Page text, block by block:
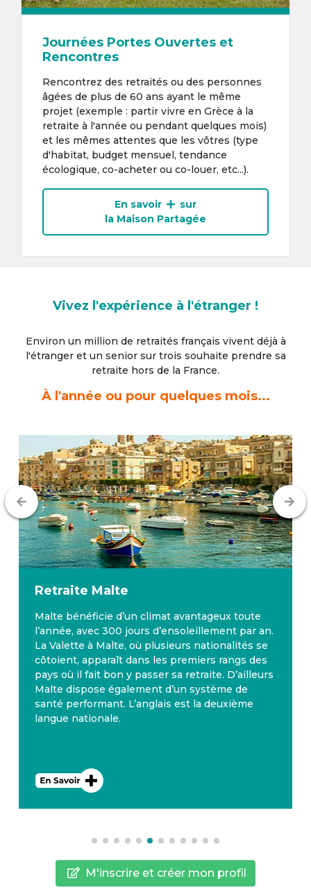
Journées Portes Ouvertes et
Rencontres
Rencontrez des retraités ou des personnes
âgées de plus de 60 ans ayant le même
projet (exemple : partir vivre en Grèce à la
retraite à l'année ou pendant quelques mois)
et les mêmes attentes que les vôtres (type
d'habitat, budget mensuel, tendance
écologique, co-acheter ou co-louer, etc...).
En savoir
sur
la Maison Partagée
Vivez l'expérience à l'étranger !
Environ un million de retraités français vivent déjà à
l'étrangeret un senior sur trois souhaite prendre sa
retraite hors de la France.
À l'année ou pour quelques mois...
Retraite Malte
Malte bénéficie d’un climat avantageux toute
l’année, avec 300 jours d’ensoleillement par an.
La Valette à Malte, où plusieurs nationalités se
côtoient, apparaît dans les premiers rangs des
pays où il fait bon y passer sa retraite. D’ailleurs
Malte dispose également d’un système de
santé performant. L’anglais est la deuxième
langue nationale.
M'inscrire et créer mon profil